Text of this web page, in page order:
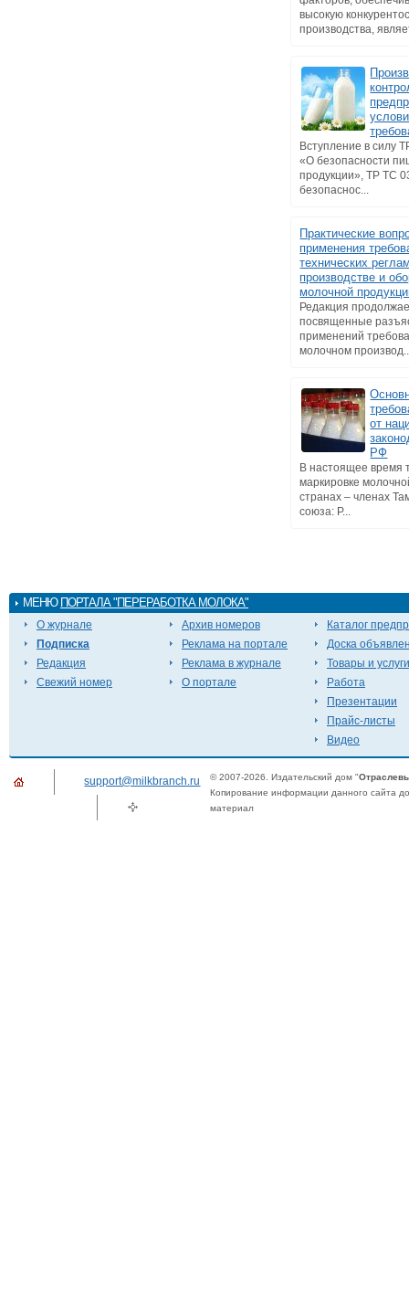
высокую
производства,
Вступление в силу
«О безопасности
продукции», ТР ТС
безопаснос...
Практические
применения
технических
производстве и
молочной
Редакция
посвященные
применений
молочном
от
РФ
В настоящее время
маркировке
странах – членах
союза: Р...
МЕНЮ ПОРТАЛА "ПЕРЕРАБОТКА МОЛОКА"
О журнале
Подписка
Редакция
Свежий номер
Архив номеров
Реклама на портале
Реклама в журнале
О портале
Каталог
Доска
Товары и услуги
Работа
Презентации
Прайс-листы
Видео
support@milkbranch.ru © 2007-2026. Издательский дом "
Копирование информации данного сайта
материал